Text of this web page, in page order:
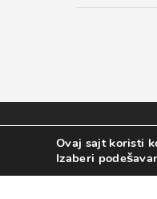
© 2019
Ovaj sajt koristi
Izaberi